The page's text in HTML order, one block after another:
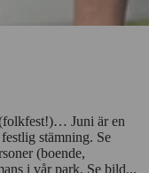
Juni är en
stämning. Se
(boende,
i vår park. Se bild...